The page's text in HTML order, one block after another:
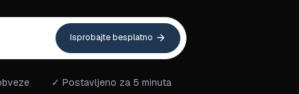
Isprobajte besplatno
✓ Postavljeno za 5 minuta